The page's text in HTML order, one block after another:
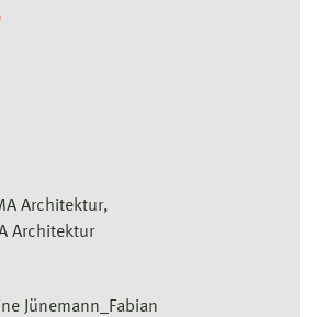
Architektur
Architektur
Jünemann_Fabian